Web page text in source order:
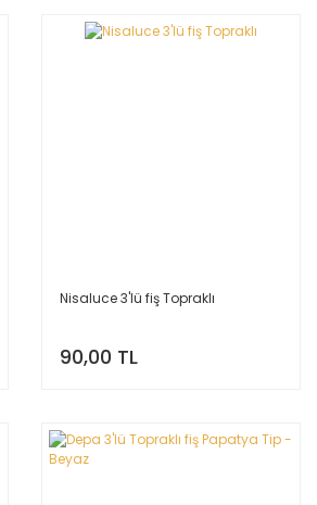
Nisaluce 3'lü fiş Topraklı
90,00 TL